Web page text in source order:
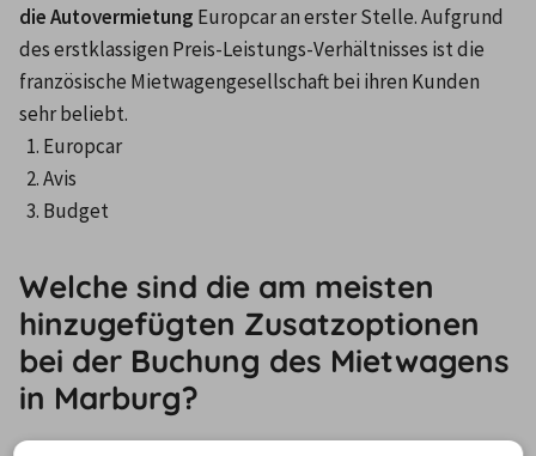
die Autovermietung Europcar an erster Stelle. Aufgrund
des erstklassigen Preis-Leistungs-Verhältnisses ist die
französische Mietwagengesellschaft bei ihren Kunden
sehr beliebt.
Europcar
Avis
Budget
Welche sind die am meisten
hinzugefügten Zusatzoptionen
bei der Buchung des Mietwagens
in Marburg?